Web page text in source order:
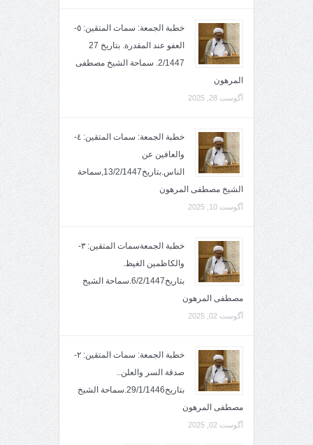
خطبة الجمعة: سمات المتقين: ٥-
العفو عند المقدرة. بتاريخ 27
2/1447. سماحة الشيخ مصطفى
المرهون
آگوست 28, 2025
خطبة الجمعة: سمات المتقين: ٤-
والعافين عن
الناس.بتاريخ13/2/1447,سماحة
الشيخ مصطفى المرهون
آگوست 10, 2025
خطبة الجمعةسمات المتقين: ٣-
والكاظمين الغيظ.
بتاريخ6/2/1447.سماحة الشيخ
مصطفى المرهون
آگوست 02, 2025
خطبة الجمعة: سمات المتقين: ٢-
صدقة السر والعلن..
بتاريخ29/1/1446.سماحة الشيخ
مصطفى المرهون
آگوست 02, 2025